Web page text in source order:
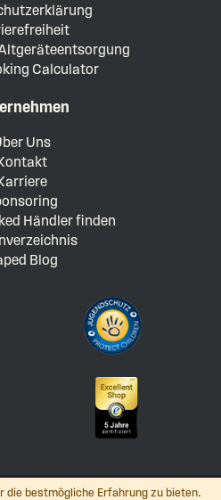
die bestmögliche Erfahrung zu bieten.
Calculator
Uns
Händler finden
Blog